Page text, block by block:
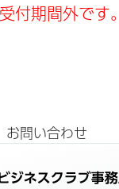
付期間外です。
お問い合わせ